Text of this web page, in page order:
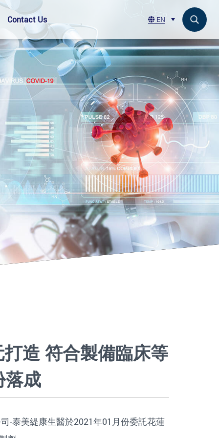
Contact Us EN
Search
造 符合製備臨床等
落成
-泰美緹康生醫於2021年01月份委託花蓮